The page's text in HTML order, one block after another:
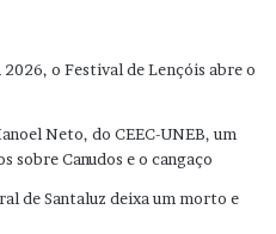
o Festival de Lençóis abre o
Neto, do CEEC-UNEB, um
sobre Canudos e o cangaço
de Santaluz deixa um morto e